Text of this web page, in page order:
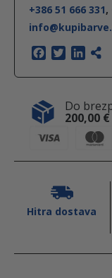
e
b
i
l
:
0
3
+386 51 666 331,
c
b
o
o
i
t
e
L
n
e
d
I
Do
200,00 €
Hitra dostava